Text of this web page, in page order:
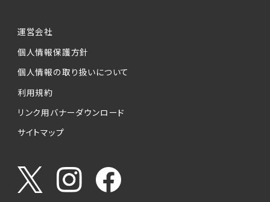
個人情報の第三者への提供について
当社は、以下の提供先に対して個人情報を提供
します。
(1)お客様が求人応募フォームより個人情報を
送信した事業主（広告主）への提供
お客様が求職活動・応募等を行った企業による
うやりとり・情報提供（採否・合否の検討を含み
ます）
運営会社
個人情報保護方針
個人情報の取り扱いについて
利用規約
リンク用バナーダウンロード
サイトマップ